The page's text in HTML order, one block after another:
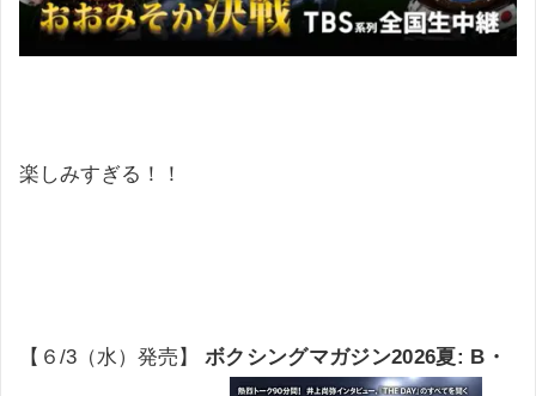
楽しみすぎる！！
【６/3（水）発売】 ボクシングマガジン2026夏: B・